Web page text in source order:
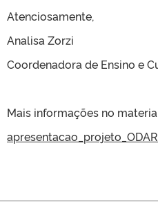
Atenciosamente,
Analisa Zorzi
Coordenadora de Ensino e
Mais informações no